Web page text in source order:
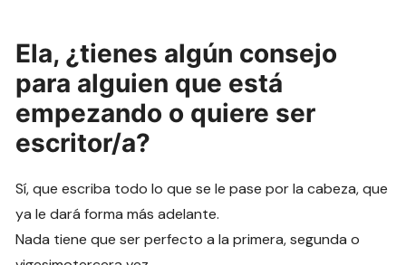
Ela, ¿tienes algún consejo
para alguien que está
empezando o quiere ser
escritor/a?
Sí, que escriba todo lo que se le pase por la cabeza, que
ya le dará forma más adelante.
Nada tiene que ser perfecto a la primera, segunda o